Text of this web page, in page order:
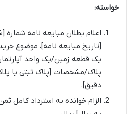
خواسته:
اعلام بطلان مبایعه نامه شماره
[تاریخ مبایعه نامه]، موضوع
یک قطعه زمین/یک واحد
پلاک/مشخصات [پلاک ثبتی یا
دقیق].
الزام خوانده به استرداد کامل